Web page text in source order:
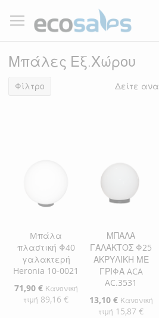
στο
περιεχόμενο
Μπάλες Εξ.Χώρου
είδη Δείτε ανα
Mπάλα
πλαστική Φ40
γαλακτερή
Heronia 10-0021
Ειδική
Τιμή
71,90 € Κανονική
τιμή 89,16 €
ΜΠΑΛΑ
ΓΑΛΑΚΤΟΣ Φ25
ΑΚΡΥΛΙΚΗ ΜΕ
ΓΡΙΦΑ ACA
AC.3531
Ειδική
Τιμή
13,10 € Κανονική
τιμή 15,87 €
Φίλτρο